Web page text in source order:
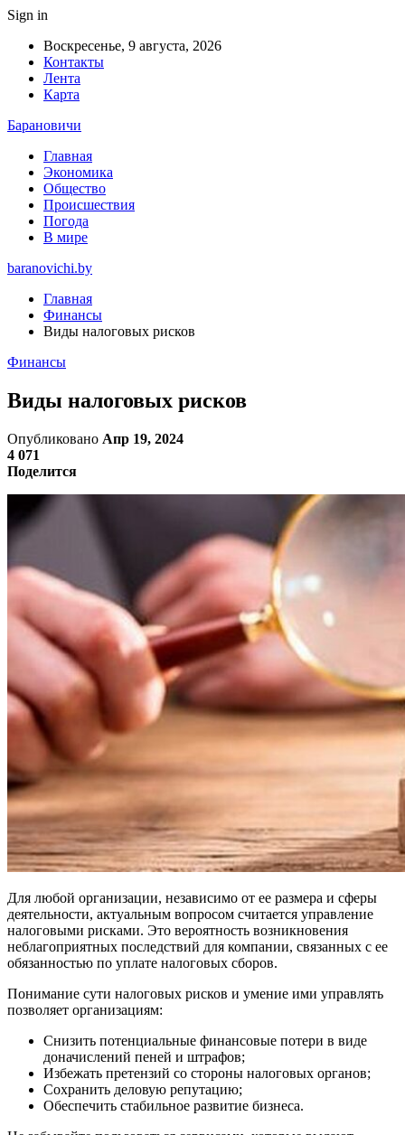
Sign in
Воскресенье, 9 августа, 2026
Контакты
Лента
Карта
Барановичи
Главная
Экономика
Общество
Происшествия
Погода
В мире
baranovichi.by
Главная
Финансы
Виды налоговых рисков
Финансы
Виды налоговых рисков
Опубликовано Апр 19, 2024
4 071
Поделится
Для любой организации, независимо от ее размера и сферы
деятельности, актуальным вопросом считается управление
налоговыми рисками. Это вероятность возникновения
неблагоприятных последствий для компании, связанных с ее
обязанностью по уплате налоговых сборов.
Понимание сути налоговых рисков и умение ими управлять
позволяет организациям:
Снизить потенциальные финансовые потери в виде
доначислений пеней и штрафов;
Избежать претензий со стороны налоговых органов;
Сохранить деловую репутацию;
Обеспечить стабильное развитие бизнеса.